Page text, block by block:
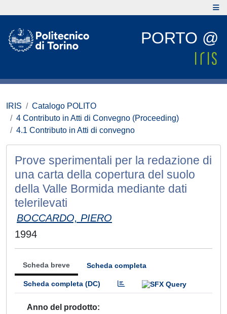
PORTO @
IRIS
Catalogo POLITO
4 Contributo in Atti di Convegno (Proceeding)
4.1 Contributo in Atti di convegno
Prove sperimentali per la redazione di
una carta della copertura del suolo
della Valle Bormida mediante dati
telerilevati
BOCCARDO, PIERO
1994
Scheda breve Scheda completa
Scheda completa (DC)
Anno del prodotto